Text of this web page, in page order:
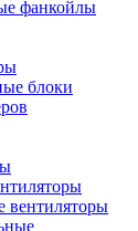
фанкойлы
блоки
вентиляторы